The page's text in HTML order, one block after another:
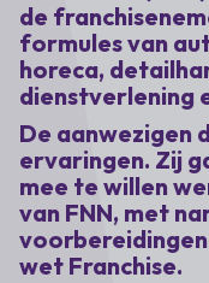
Agenda
Contact
Inloggen
Zoeken
Koken en
Speelgoed,
Branchecijfers
Fiscaal advies
Tarieven en
Diensten
Kennis &
Ledenvoordeel
Besturen
Statuten
Ons team
Vacatures
Partners
Jaarverslag
de
formules van
horeca,
dienstverlening
De aanwezigen
ervaringen. Zij
mee te willen
van FNN, met
wet Franchise.